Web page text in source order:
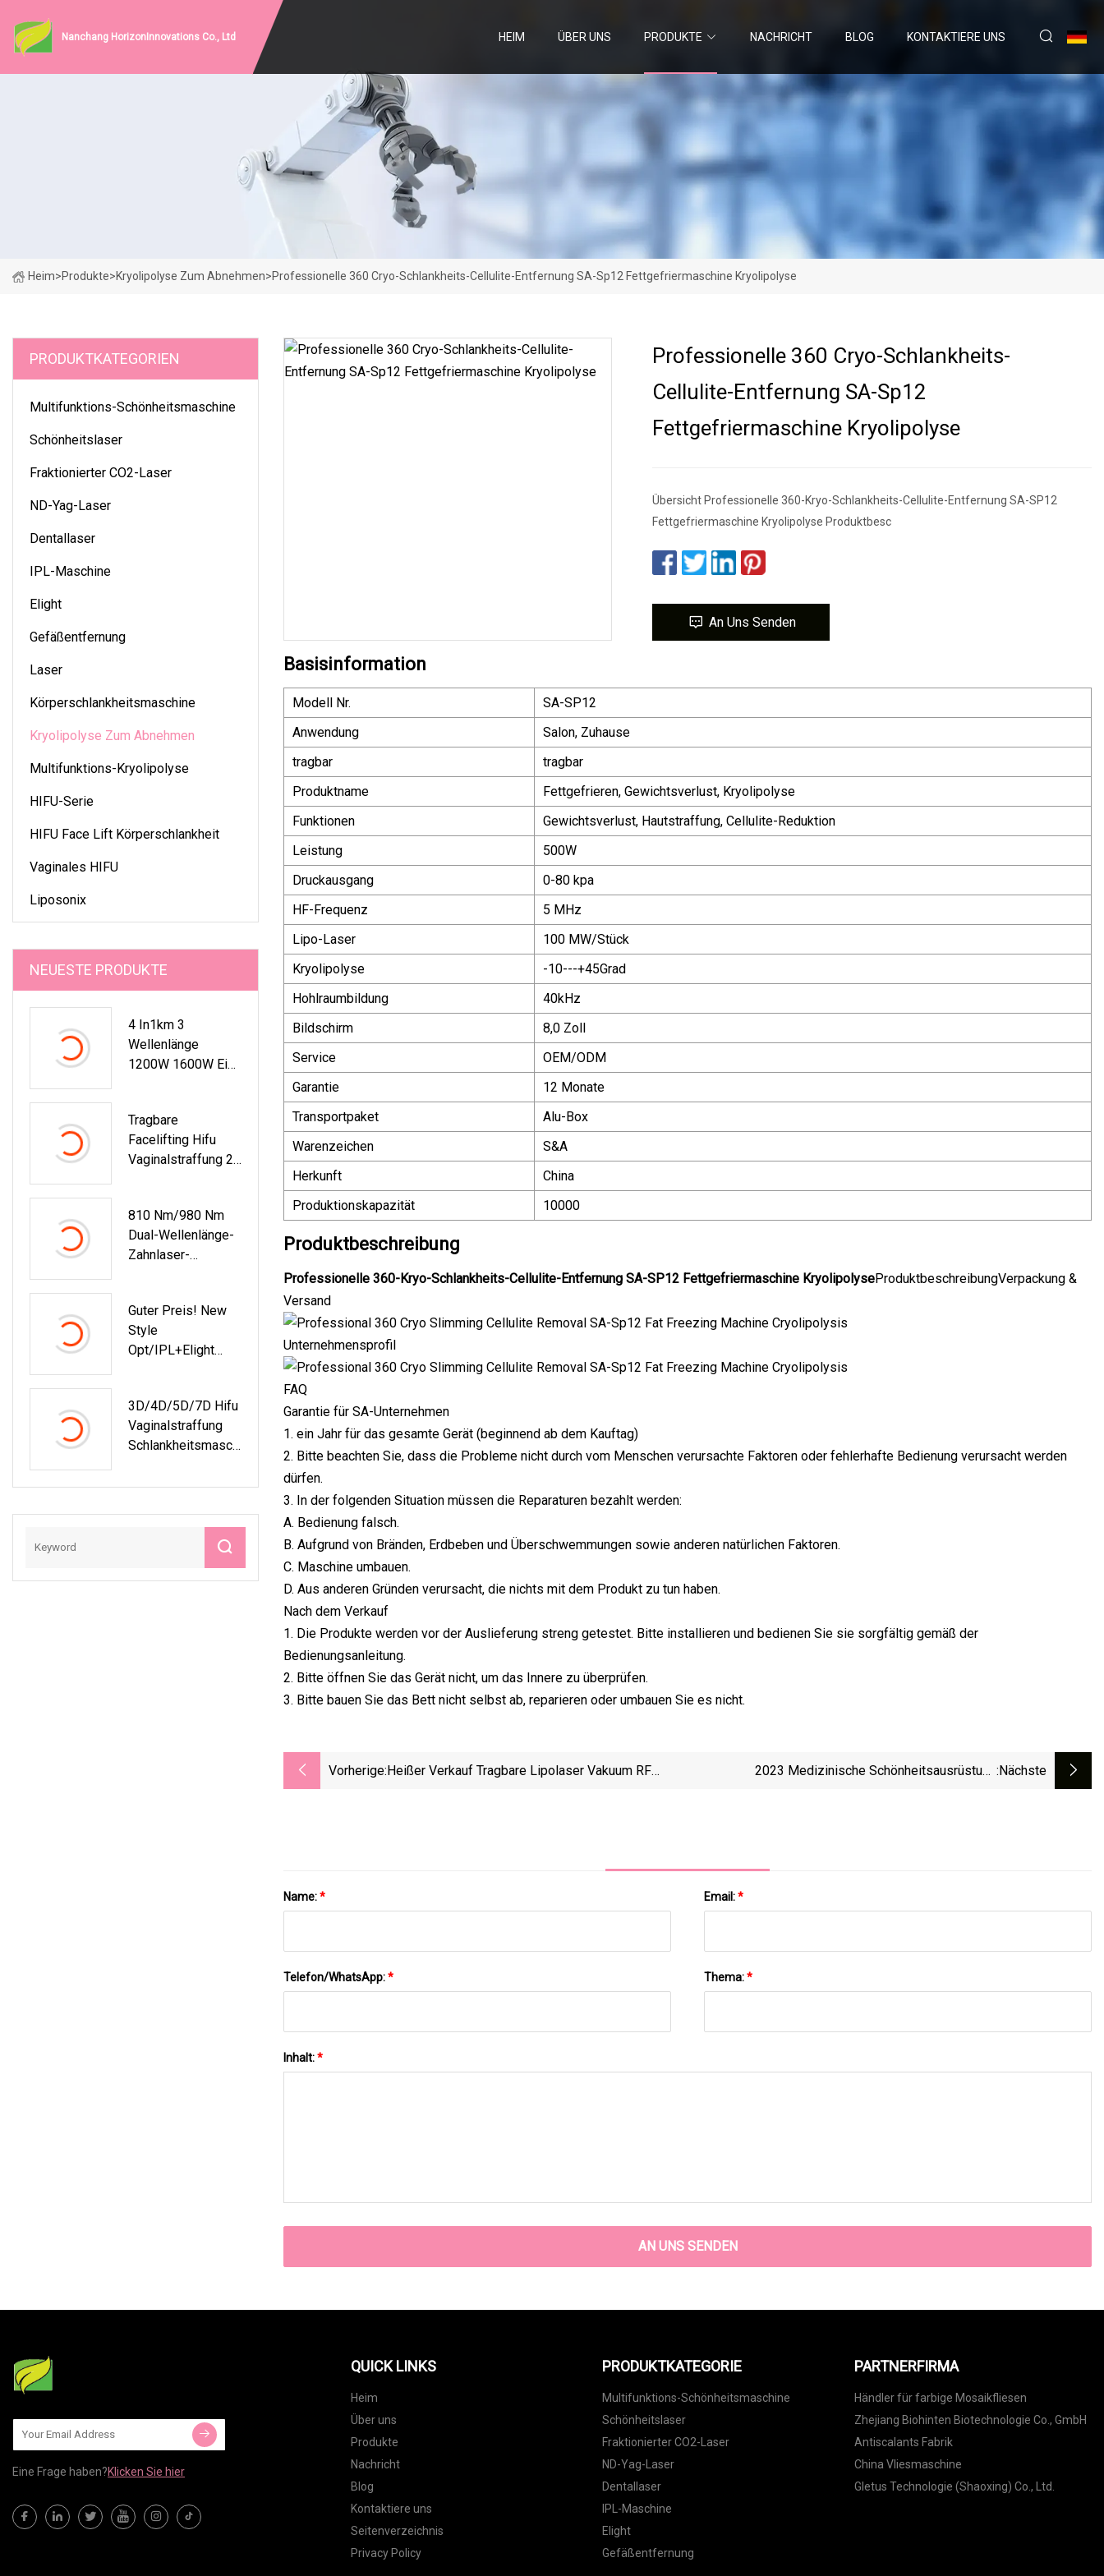
Nanchang HorizonInnovations Co., Ltd HEIM ÜBER UNS PRODUKTE NACHRICHT BLOG KONTAKTIERE UNS
Heim>Produkte>Kryolipolyse Zum Abnehmen>Professionelle 360 ​​Cryo-Schlankheits-Cellulite-Entfernung SA-Sp12 Fettgefriermaschine Kryolipolyse
PRODUKTKATEGORIEN
Multifunktions-Schönheitsmaschine
Schönheitslaser
Fraktionierter CO2-Laser
ND-Yag-Laser
Dentallaser
IPL-Maschine
Elight
Gefäßentfernung
Laser
Körperschlankheitsmaschine
Kryolipolyse Zum Abnehmen
Multifunktions-Kryolipolyse
HIFU-Serie
HIFU Face Lift Körperschlankheit
Vaginales HIFU
Liposonix
NEUESTE PRODUKTE
4 In1km 3
Wellenlänge
1200W 1600W Eis-
Haarentfernungsma
Schine Preis / Q-
Geschalteter ND
IPL RF
Hautschönheitsma
Schine
Tragbare
Facelifting Hifu
Vaginalstraffung 2
E Für Frauen
810 Nm/980 Nm
Dual-Wellenlänge-
Zahnlaser-
Guter Preis! New
Style
Opt/IPL+Elight
3D/4D/5D/7D Hifu
Vaginalstraffung
Schlankheitsmasch
Maschine Smas
Ultraschall Hifu
Schönheitsmaschin
Professionelle 360 ​​Cryo-Schlankheits-
Cellulite-Entfernung SA-Sp12
Fettgefriermaschine Kryolipolyse
Übersicht Professionelle 360-Kryo-Schlankheits-Cellulite-Entfernung SA-SP12
Fettgefriermaschine Kryolipolyse Produktbesc
An Uns Senden
Basisinformation
Modell Nr.
SA-SP12
Anwendung
Salon, Zuhause
tragbar
tragbar
Produktname
Fettgefrieren, Gewichtsverlust, Kryolipolyse
Funktionen
Gewichtsverlust, Hautstraffung, Cellulite-Reduktion
Leistung
500W
Druckausgang
0-80 kpa
HF-Frequenz
5 MHz
Lipo-Laser
100 MW/Stück
Kryolipolyse
-10---+45Grad
Hohlraumbildung
40kHz
Bildschirm
8,0 Zoll
Service
OEM/ODM
Garantie
12 Monate
Transportpaket
Alu-Box
Warenzeichen
S&A
Herkunft
China
Produktionskapazität
10000
Produktbeschreibung
Professionelle 360-Kryo-Schlankheits-Cellulite-Entfernung SA-SP12 Fettgefriermaschine KryolipolyseProduktbeschreibungVerpackung &
Versand
Unternehmensprofil
FAQ
Garantie für SA-Unternehmen
1. ein Jahr für das gesamte Gerät (beginnend ab dem Kauftag)
2. Bitte beachten Sie, dass die Probleme nicht durch vom Menschen verursachte Faktoren oder fehlerhafte Bedienung verursacht werden
dürfen.
3. In der folgenden Situation müssen die Reparaturen bezahlt werden:
A. Bedienung falsch.
B. Aufgrund von Bränden, Erdbeben und Überschwemmungen sowie anderen natürlichen Faktoren.
C. Maschine umbauen.
D. Aus anderen Gründen verursacht, die nichts mit dem Produkt zu tun haben.
Nach dem Verkauf
1. Die Produkte werden vor der Auslieferung streng getestet. Bitte installieren und bedienen Sie sie sorgfältig gemäß der
Bedienungsanleitung.
2. Bitte öffnen Sie das Gerät nicht, um das Innere zu überprüfen.
3. Bitte bauen Sie das Bett nicht selbst ab, reparieren oder umbauen Sie es nicht.
Vorherige:Heißer Verkauf Tragbare Lipolaser Vakuum RF
2023 Medizinische Schönheitsausrüstung :nächste
Name:* Email:*
Telefon/WhatsApp:* Thema:*
Inhalt:*
AN UNS SENDEN
Eine Frage haben?Klicken Sie hier
QUICK LINKS
Heim
Über uns
Produkte
Nachricht
Blog
Kontaktiere uns
Seitenverzeichnis
Privacy Policy
PRODUKTKATEGORIE
Multifunktions-Schönheitsmaschine
Schönheitslaser
Fraktionierter CO2-Laser
ND-Yag-Laser
Dentallaser
IPL-Maschine
Elight
Gefäßentfernung
PARTNERFIRMA
Händler für farbige Mosaikfliesen
Zhejiang Biohinten Biotechnologie Co., GmbH
Antiscalants Fabrik
China Vliesmaschine
Gletus Technologie (Shaoxing) Co., Ltd.